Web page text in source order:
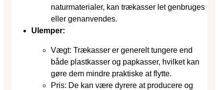
naturmaterialer, kan trækasser let genbruges
eller genanvendes.
Ulemper:
Vægt: Trækasser er generelt tungere end
både plastkasser og papkasser, hvilket kan
gøre dem mindre praktiske at flytte.
Pris: De kan være dyrere at producere og